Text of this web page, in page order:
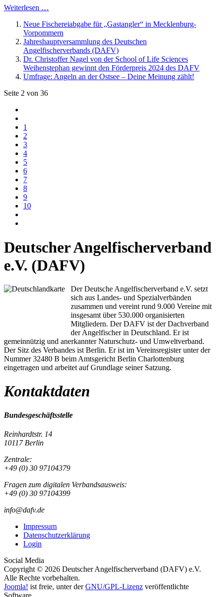
Weiterlesen …
Neue Fischereiabgabe für „Gastangler“ in Mecklenburg-
Vorpommern
Jahreshauptversammlung des Deutschen
Angelfischerverbands (DAFV)
Dr. Christoffer Nagel von der School of Life Sciences
Weihenstephan gewinnt den Förderpreis 2024 des DAFV
Umfrage: Angeln an der Ostsee – Deine Meinung zählt!
Seite 2 von 36
1
2
3
4
5
6
7
8
9
10
Deutscher Angelfischerverband
e.V. (DAFV)
Der Deutsche Angelfischerverband e.V. setzt
sich aus Landes- und Spezialverbänden
zusammen und vereint rund 9.000 Vereine mit
insgesamt über 530.000 organisierten
Mitgliedern. Der DAFV ist der Dachverband
der Angelfischer in Deutschland. Er ist
gemeinnützig und anerkannter Naturschutz- und Umweltverband.
Der Sitz des Verbandes ist Berlin. Er ist im Vereinsregister unter der
Nummer 32480 B beim Amtsgericht Berlin Charlottenburg
eingetragen und arbeitet auf Grundlage seiner Satzung.
Kontaktdaten
Bundesgeschäftsstelle
Reinhardtstr. 14
10117 Berlin
Zentrale:
+49 (0) 30 97104379
Fragen zum digitalen Verbandsausweis:
+49 (0) 30 97104399
info@dafv.de
Impressum
Datenschutzerklärung
Login
Social Media
Copyright © 2026 Deutscher Angelfischerverband (DAFV) e.V.
Alle Rechte vorbehalten.
Joomla! ist freie, unter derGNU/GPL-Lizenz veröffentlichte
Software.